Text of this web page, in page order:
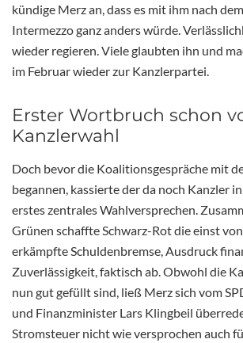
kündige Merz an, dass es mit ihm nach
Intermezzo ganz anders würde.
wieder regieren. Viele glaubten ihn und
im Februar wieder zur Kanzlerpartei.
Erster Wortbruch schon
Kanzlerwahl
Doch bevor die Koalitionsgespräche mit
begannen, kassierte der da noch Kanzler
erstes zentrales Wahlversprechen.
Grünen schaffte Schwarz-Rot die einst
erkämpfte Schuldenbremse, Ausdruck
Zuverlässigkeit, faktisch ab. Obwohl die
nun gut gefüllt sind, ließ Merz sich vom
und Finanzminister Lars Klingbeil
Stromsteuer nicht wie versprochen auch